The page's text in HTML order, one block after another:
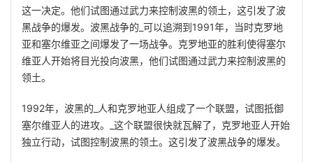
这一决定。他们试图通过武力来控制波黑的领土，这引发了波
黑战争的爆发。波黑战争的_可以追溯到1991年，当时克罗地
亚和塞尔维亚之间爆发了一场战争。克罗地亚的胜利使得塞尔
维亚人开始将目光投向波黑，他们试图通过武力来控制波黑的
领土。
1992年，波黑的_人和克罗地亚人组成了一个联盟，试图抵御
塞尔维亚人的进攻。_这个联盟很快就瓦解了，克罗地亚人开始
独立行动，试图控制波黑的领土。这引发了波黑战争的爆发。